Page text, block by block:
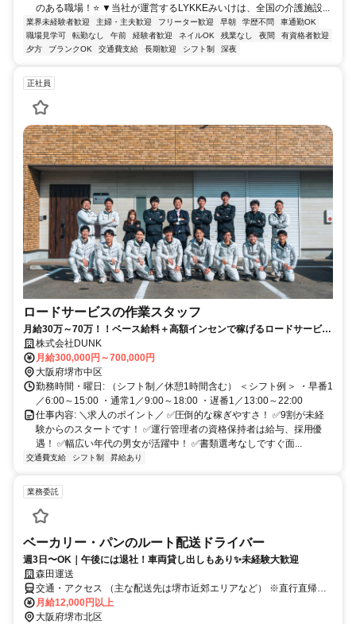
のある職場！⭐ ▼当社が運営するLYKKEみいけは、全国の介護施設...
業界未経験者歓迎 主婦・主夫歓迎 フリーター歓迎 早朝 学歴不問
車通勤OK
職場見学可
転勤なし 午前 経験者歓迎 ネイルOK 残業なし 夜間
有資格者歓迎
夕方
ブランクOK 交通費支給 長期歓迎 シフト制 深夜
正社員
ロードサービスの作業スタッフ
月給30万～70万！！ベース給料＋高額インセンで稼げるロードサービス
スタッフ
株式会社DUNK
月給300,000円～700,000円
大阪府堺市中区
勤務時間・曜日: （シフト制／休憩1時間含む） ＜シフト例＞ ・早番1
／6:00～15:00 ・通常1／9:00～18:00 ・遅番1／13:00～22:00
仕事内容: ＼求人のポイント／ ✅圧倒的な稼ぎやすさ！ ✅9割が未経
験からのスタートです！ ✅運行管理者の資格保持者は給与、採用優
遇！ ✅幅広い年代の男女が活躍中！ ✅書類選考なしですぐ面...
交通費支給 シフト制 昇給あり
業務委託
ベーカリー・パンのルート配送ドライバー
週3日〜OK｜午後には退社！車両貸し出しもあり✨未経験大歓迎
森田運送
交通・アクセス （主な配送先は堺市近郊エリアなど） ※直行直帰の
働き方についてもご相談を 受け付けております。
月給12,000円以上
大阪府堺市北区